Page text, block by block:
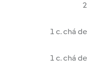
2
1 c. chá de
1 c. chá de